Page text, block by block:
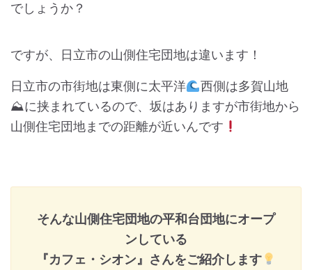
でしょうか？
ですが、日立市の山側住宅団地は違います！
日立市の市街地は東側に太平洋
西側は多賀山地
⛰に挟まれているので、坂はありますが市街地から
山側住宅団地までの距離が近いんです
そんな山側住宅団地の平和台団地にオープ
ンしている
『カフェ・シオン』 さんをご紹介します